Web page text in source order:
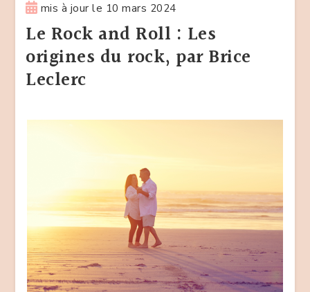
mis à jour le 10 mars 2024
Le Rock and Roll : Les
origines du rock, par Brice
Leclerc